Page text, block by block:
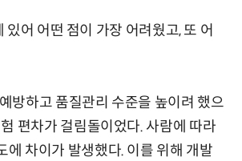
있어 어떤 점이 가장 어려웠고, 또 어
방하고 품질관리 수준을 높이려 했으
편차가 걸림돌이었다. 사람에 따라
에 차이가 발생했다. 이를 위해 개발